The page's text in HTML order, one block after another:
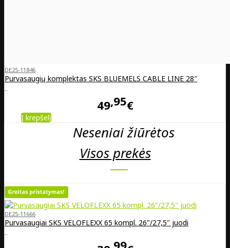
DE25-11846
Purvasaugių komplektas SKS BLUEMELS CABLE LINE 28″
..
49 95€
Į krepšelį
Neseniai žiūrėtos
Visos prekės
DE25-11666
Purvasaugiai SKS VELOFLEXX 65 kompl. 26"/27,5" juodi
..